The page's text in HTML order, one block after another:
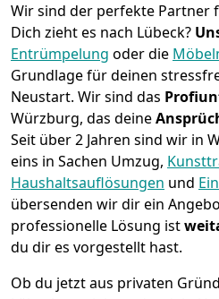
Wir sind der perfekte Partner
Dich zieht es nach Lübeck?
Entrümpelung oder die
Grundlage für deinen
Neustart. Wir sind das
Würzburg, das deine
Seit über 2 Jahren sind wir in
eins in Sachen Umzug,
Haushaltsauflösungen und
übersenden wir dir ein
professionelle Lösung ist
du dir es vorgestellt hast.
Ob du jetzt aus privaten